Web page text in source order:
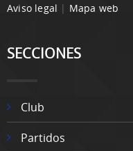
Aviso legal | Mapa web
SECCIONES
Club
Partidos